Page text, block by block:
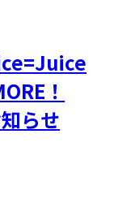
！
らせ